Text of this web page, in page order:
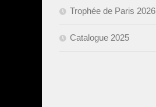
Trophée de Paris 2026
Catalogue 2025